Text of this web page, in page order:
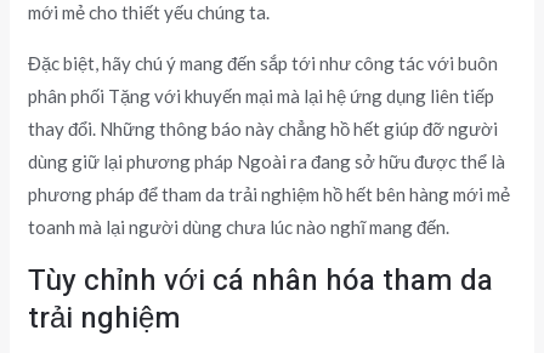
mới mẻ cho thiết yếu chúng ta.
Đặc biệt, hãy chú ý mang đến sắp tới như công tác với buôn
phân phối Tặng với khuyến mại mà lại hệ ứng dụng liên tiếp
thay đổi. Những thông báo này chẳng hồ hết giúp đỡ người
dùng giữ lại phương pháp Ngoài ra đang sở hữu được thể là
phương pháp để tham da trải nghiệm hồ hết bên hàng mới mẻ
toanh mà lại người dùng chưa lúc nào nghĩ mang đến.
Tùy chỉnh với cá nhân hóa tham da
trải nghiệm